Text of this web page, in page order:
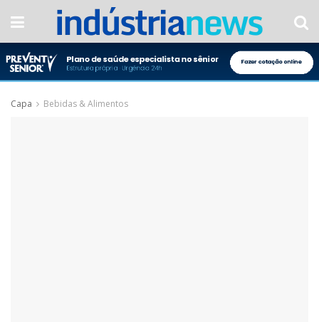
Capa Bebidas & Alimentos